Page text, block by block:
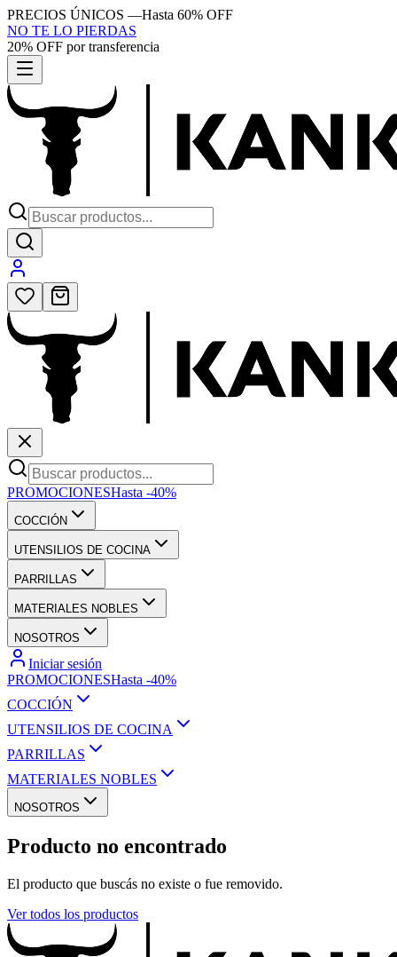
PRECIOS ÚNICOS —Hasta 60% OFF
NO TE LO PIERDAS
20% OFF por transferencia
PROMOCIONESHasta -40%
COCCIÓN
UTENSILIOS DE COCINA
PARRILLAS
MATERIALES NOBLES
NOSOTROS
Iniciar sesión
PROMOCIONESHasta -40%
COCCIÓN
UTENSILIOS DE COCINA
PARRILLAS
MATERIALES NOBLES
NOSOTROS
Producto no encontrado
El producto que buscás no existe o fue removido.
Ver todos los productos